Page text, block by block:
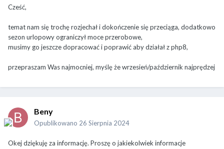
Cześć,
temat nam się trochę rozjechał i dokończenie się przeciąga, dodatkowo
sezon urlopowy ograniczył moce przerobowe,
musimy go jeszcze dopracować i poprawić aby działał z php8,
przepraszam Was najmocniej, myślę że wrzesień/październik najprędzej
Beny
Opublikowano 26 Sierpnia 2024
Okej dziękuję za informację. Proszę o jakiekolwiek informacje